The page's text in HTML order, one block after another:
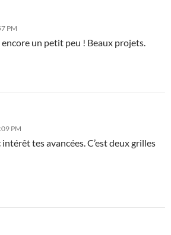
PM
encore un petit peu ! Beaux projets.
PM
tes avancées. C’est deux grilles